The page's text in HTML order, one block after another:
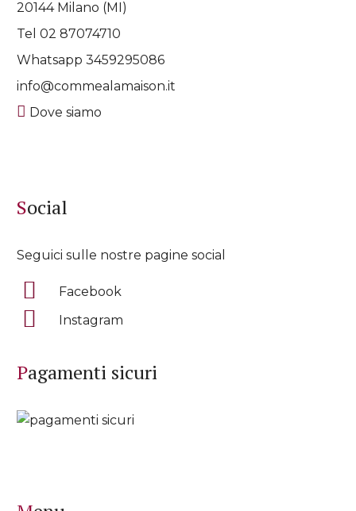
20144 Milano (MI)
Tel 02 87074710
Whatsapp3459295086
info@commealamaison.it
Dove siamo
Social
Seguici sulle nostre pagine social
Facebook
Instagram
Pagamenti sicuri